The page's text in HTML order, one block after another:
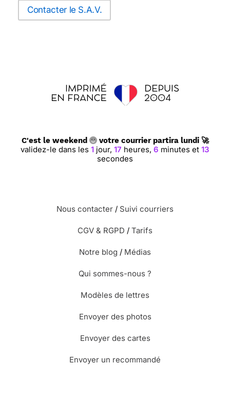
Contacter le S.A.V.
C'est le weekend votre courrier partira lundi 🚀
validez-le dans les1 jour,17 heures,6 minutes et12
secondes
Nous contacter / Suivi courriers
CGV & RGPD / Tarifs
Notre blog / Médias
Qui sommes-nous ?
Modèles de lettres
Envoyer des photos
Envoyer des cartes
Envoyer un recommandé